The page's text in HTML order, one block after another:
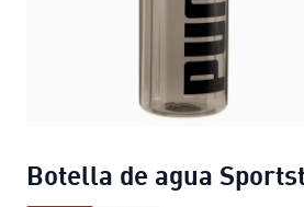
Botella de agua